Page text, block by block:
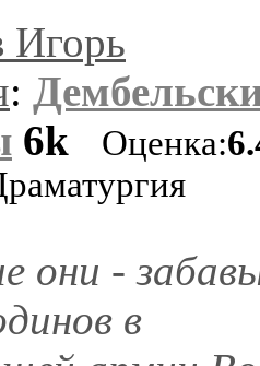
Игорь
:
6k Оценка:
они -
в